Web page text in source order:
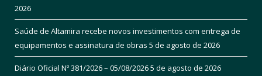
2026
Saúde de Altamira recebe novos investimentos com entrega de
equipamentos e assinatura de obras 5 de agosto de 2026
Diário Oficial Nº 381/2026 – 05/08/20265 de agosto de 2026